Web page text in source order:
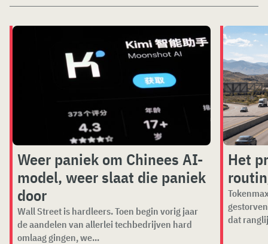
Weer paniek om Chinees AI-
model, weer slaat die paniek
door
Wall Street is hardleers. Toen begin vorig jaar
de aandelen van allerlei techbedrijven hard
omlaag gingen, we...
Het
dat